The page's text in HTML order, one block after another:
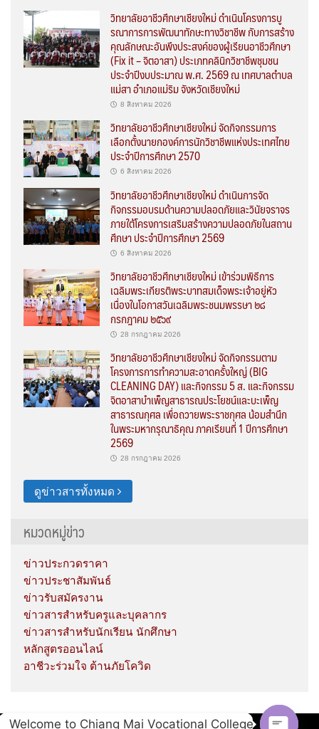
วิทยาลัยอาชีวศึกษาเชียงใหม่ ดำเนินโครงการบู
รณาการการพัฒนาทักษะทางวิชาชีพ กับการสร้าง
คุณลักษณะอันพึงประสงค์ของผู้เรียนอาชีวศึกษา
(Fix it – จิตอาสา) ประเภทคลินิกวิชาชีพชุมชน
ประจำปีงบประมาณ พ.ศ. 2569 ณ เทศบาลตำบล
แม่สา อำเภอแม่ริม จังหวัดเชียงใหม่
8 สิงหาคม 2026
วิทยาลัยอาชีวศึกษาเชียงใหม่ จัดกิจกรรมการ
เลือกตั้งนายกองค์การนักวิชาชีพแห่งประเทศไทย
ประจำปีการศึกษา 2570
6 สิงหาคม 2026
วิทยาลัยอาชีวศึกษาเชียงใหม่ ดำเนินการจัด
กิจกรรมอบรมด้านความปลอดภัยและวินัยจราจร
ภายใต้โครงการเสริมสร้างความปลอดภัยในสถาน
ศึกษา ประจำปีการศึกษา 2569
6 สิงหาคม 2026
วิทยาลัยอาชีวศึกษาเชียงใหม่ เข้าร่วมพิธีการ
เฉลิมพระเกียรติพระบาทสมเด็จพระเจ้าอยู่หัว
เนื่องในโอกาสวันเฉลิมพระชนมพรรษา ๒๘
กรกฎาคม ๒๕๖๙
28 กรกฎาคม 2026
วิทยาลัยอาชีวศึกษาเชียงใหม่ จัดกิจกรรมตาม
โครงการการทำความสะอาดครั้งใหญ่ (BIG
CLEANING DAY) และกิจกรรม 5 ส. และกิจกรรม
จิตอาสาบำเพ็ญสาธารณประโยชน์และบะเพ็ญ
สาธารณกุศล เพื่อถวายพระราชกุศล น้อมสำนึก
ในพระมหากรุณาธิคุณ ภาคเรียนที่ 1 ปีการศึกษา
2569
28 กรกฎาคม 2026
ดูข่าวสารทั้งหมด
หมวดหมู่ข่าว
ข่าวประกวดราคา
ข่าวประชาสัมพันธ์
ข่าวรับสมัครงาน
ข่าวสารสำหรับครูและบุคลากร
ข่าวสารสำหรับนักเรียน นักศึกษา
หลักสูตรออนไลน์
อาชีวะร่วมใจ ต้านภัยโควิด
Copyright © 2020 Chiang Mai Vocational College.
Welcome to Chiang Mai Vocational College